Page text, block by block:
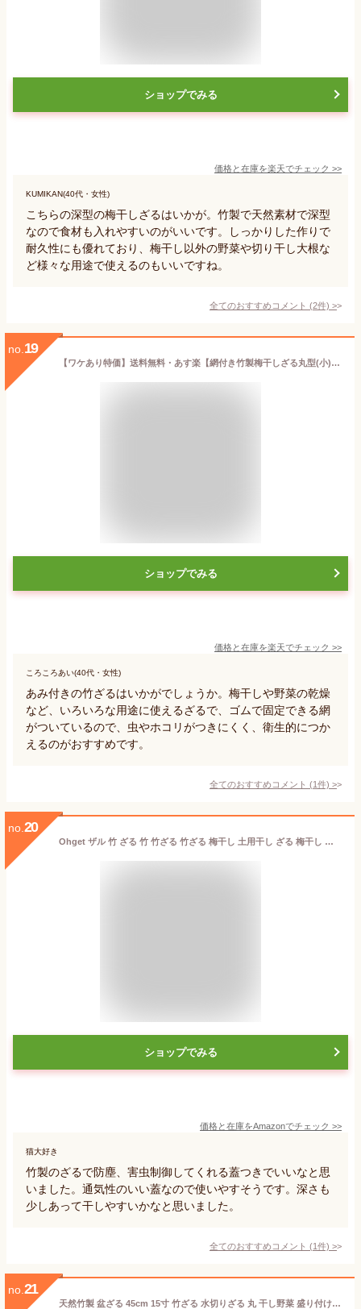
ショップでみる
価格と在庫を楽天でチェック >>
KUMIKAN(40代・女性)
こちらの深型の梅干しざるはいかが。竹製で天然素材で深型
なので食材も入れやすいのがいいです。しっかりした作りで
耐久性にも優れており、梅干し以外の野菜や切り干し大根な
ど様々な用途で使えるのもいいですね。
全てのおすすめコメント (2件) >
no. 19
【ワケあり特価】送料無料・あす楽【網付き竹製梅干しざる丸型(小)53cm】ネット付■
ショップでみる
価格と在庫を楽天でチェック >>
ころころあい(40代・女性)
あみ付きの竹ざるはいかがでしょうか。梅干しや野菜の乾燥
など、いろいろな用途に使えるざるで、ゴムで固定できる網
がついているので、虫やホコリがつきにくく、衛生的につか
えるのがおすすめです。
全てのおすすめコメント (1件) >
no. 20
Ohget ザル 竹 ざる 竹 竹ざる 竹ざる 梅干し 土用干し ざる 梅干し ざる 籐ざるト付き 竹製 防塵 害虫制御 蓋付き 魚 エビ 果物 野菜など 魚介類 野菜 果物 台所用品収納 (L)
ショップでみる
価格と在庫をAmazonでチェック >>
猫大好き
竹製のざるで防塵、害虫制御してくれる蓋つきでいいなと思
いました。通気性のいい蓋なので使いやすそうです。深さも
少しあって干しやすいかなと思いました。
全てのおすすめコメント (1件) >
no. 21
天然竹製 盆ざる 45cm 15寸 竹ざる 水切りざる 丸 干し野菜 盛り付け 下ごしらえ 大きい 大きめ ザル 平皿 平ざる ざる蕎麦 ざるそば ざるうどん 天ぷら皿 天麩羅 そうめん皿 蕎麦皿 干しかご 梅干し シンプル